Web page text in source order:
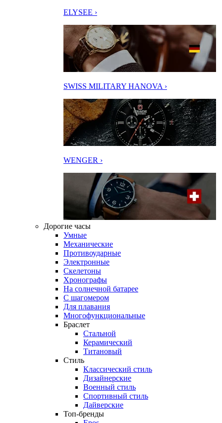
ELYSEE ›
SWISS MILITARY HANOVA ›
WENGER ›
Дорогие часы
Умные
Механические
Противоударные
Электронные
Скелетоны
Хронографы
На солнечной батарее
С шагомером
Для плавания
Многофункциональные
Браслет
Стальной
Керамический
Титановый
Стиль
Классический стиль
Дизайнерские
Военный стиль
Спортивный стиль
Дайверские
Топ-бренды